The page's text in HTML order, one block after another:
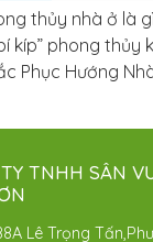
thủy nhà ở là
kíp” phong
Phục Hướng
TNHH SÂN
Lê Trọng